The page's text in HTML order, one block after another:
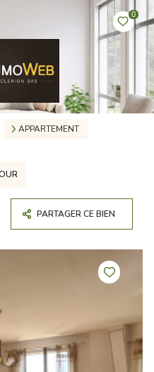
0
APPARTEMENT
PARTAGER CE BIEN